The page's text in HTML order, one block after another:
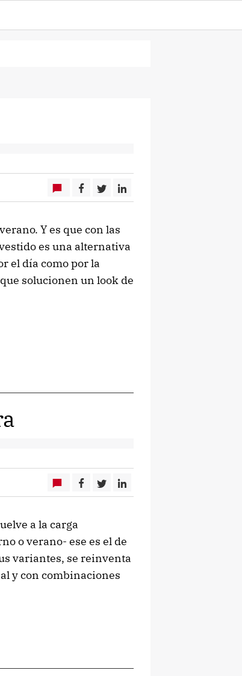
Y es que con las
es una alternativa
el día como por la
solucionen un look de
a la carga
o verano- ese es el de
variantes, se reinventa
y con combinaciones